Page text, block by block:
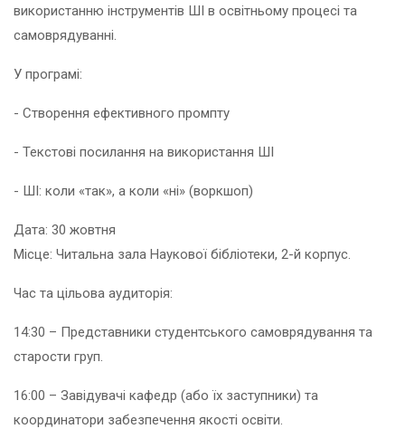
використанню інструментів ШІ в освітньому процесі та
самоврядуванні.
У програмі:
- Створення ефективного промпту
- Текстові посилання на використання ШІ
- ШІ: коли «так», а коли «ні» (воркшоп)
Дата: 30 жовтня
Місце: Читальна зала Наукової бібліотеки, 2-й корпус.
Час та цільова аудиторія:
14:30 – Представники студентського самоврядування та
старости груп.
16:00 – Завідувачі кафедр (або їх заступники) та
координатори забезпечення якості освіти.